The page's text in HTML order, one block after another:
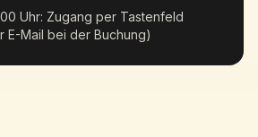
Uhr: Zugang per Tastenfeld
E-Mail bei der Buchung)